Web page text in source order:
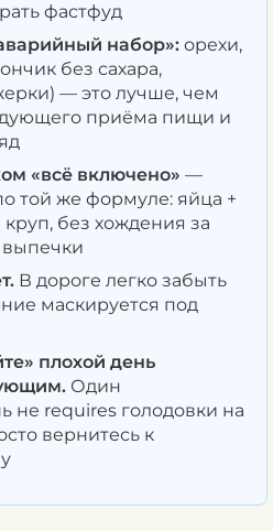
фастфуд
набор»: орехи,
без сахара,
— это лучше, чем
приёма пищи и
«всё включено» —
той же формуле: яйца +
без хождения за
В дороге легко забыть
маскируется под
плохой день
Один
не requires голодовки на
вернитесь к